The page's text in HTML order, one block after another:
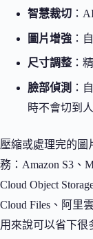
智慧裁切 ：
圖片增強 ：
尺寸調整 ：
臉部偵測 ：
時不會切到
壓縮或處理完的圖
務：Amazon S3、
Cloud Object
Cloud Files、阿里
用來說可以省下很